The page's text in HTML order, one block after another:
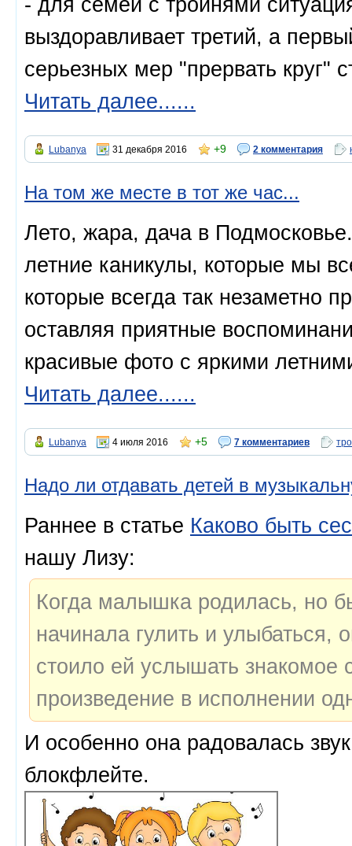
выздоравливает третий, а
серьезных мер "прервать круг"
Читать далее......
Lubanya 31 декабря 2016 +9 2 комментария
На том же месте в тот же час...
Лето, жара, дача в
летние каникулы, которые мы
которые всегда так незаметно
оставляя приятные
красивые фото с яркими
Читать далее......
Lubanya 4 июля 2016 +5 7 комментариев
Надо ли отдавать детей в
Раннее в статье Каково быть
нашу Лизу:
Когда малышка родилась, но
начинала гулить и улыбаться,
стоило ей услышать знакомое
произведение в исполнении
И особенно она радовалась
блокфлейте.